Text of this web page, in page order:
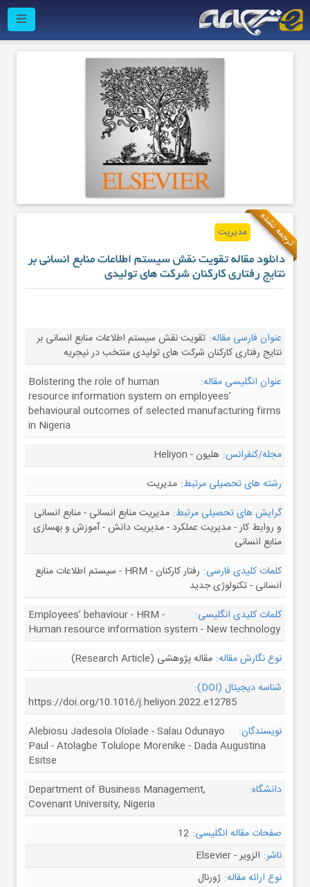
ترجمه نشده مدیریت
دانلود مقاله تقویت نقش سیستم اطلاعات منابع انسانی بر
نتایج رفتاری کارکنان شرکت های تولیدی
عنوان فارسی مقاله: تقویت نقش سیستم اطلاعات منابع انسانی بر
نتایج رفتاری کارکنان شرکت های تولیدی منتخب در نیجریه
عنوان انگلیسی مقاله:
Bolstering the role of human
resource information system on employees’
behavioural outcomes of selected manufacturing firms
in Nigeria
مجله/کنفرانس: هلیون - Heliyon
رشته های تحصیلی مرتبط: مدیریت
گرایش های تحصیلی مرتبط: مدیریت منابع انسانی - منابع انسانی
و روابط کار - مدیریت عملکرد - مدیریت دانش - آموزش و بهسازی
منابع انسانی
کلمات کلیدی فارسی:
رفتار کارکنان - HRM - سیستم اطلاعات منابع
انسانی - تکنولوژی جدید
کلمات کلیدی انگلیسی:
Employees’ behaviour - HRM -
Human resource information system - New technology
نوع نگارش مقاله: مقاله پژوهشی (Research Article)
شناسه دیجیتال (DOI):
https://doi.org/10.1016/j.heliyon.2022.e12785
نویسندگان:
Alebiosu Jadesola Ololade - Salau Odunayo
Paul - Atolagbe Tolulope Morenike - Dada Augustina
Esitse
دانشگاه:
Department of Business Management,
Covenant University, Nigeria
صفحات مقاله انگلیسی: 12
ناشر: الزویر - Elsevier
نوع ارائه مقاله: ژورنال